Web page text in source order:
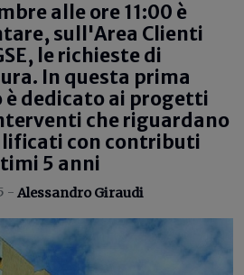
alle ore 11:00 è
sull'Area Clienti
le richieste di
In questa prima
è dedicato ai progetti
che riguardano
con contributi
5 anni
- Alessandro Giraudi